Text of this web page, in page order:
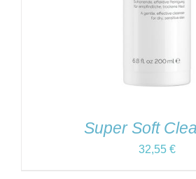
Super Soft
32,55 €